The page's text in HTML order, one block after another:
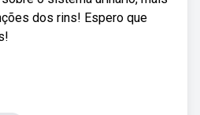
dos rins! Espero que